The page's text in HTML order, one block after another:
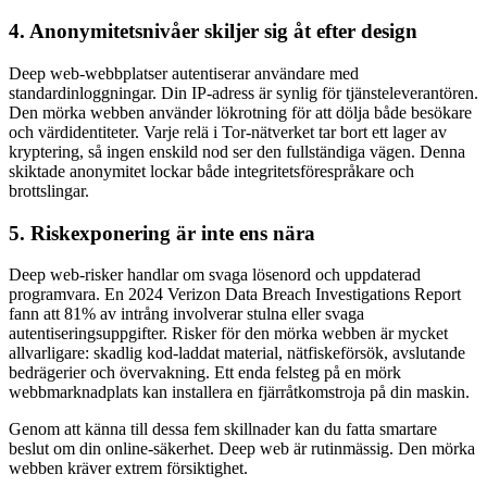
4. Anonymitetsnivåer skiljer sig åt efter design
Deep web-webbplatser autentiserar användare med
standardinloggningar. Din IP-adress är synlig för tjänsteleverantören.
Den mörka webben använder lökrotning för att dölja både besökare
och värdidentiteter. Varje relä i Tor-nätverket tar bort ett lager av
kryptering, så ingen enskild nod ser den fullständiga vägen. Denna
skiktade anonymitet lockar både integritetsförespråkare och
brottslingar.
5. Riskexponering är inte ens nära
Deep web-risker handlar om svaga lösenord och uppdaterad
programvara. En 2024 Verizon Data Breach Investigations Report
fann att 81% av intrång involverar stulna eller svaga
autentiseringsuppgifter. Risker för den mörka webben är mycket
allvarligare: skadlig kod-laddat material, nätfiskeförsök, avslutande
bedrägerier och övervakning. Ett enda felsteg på en mörk
webbmarknadplats kan installera en fjärråtkomstroja på din maskin.
Genom att känna till dessa fem skillnader kan du fatta smartare
beslut om din online-säkerhet. Deep web är rutinmässig. Den mörka
webben kräver extrem försiktighet.